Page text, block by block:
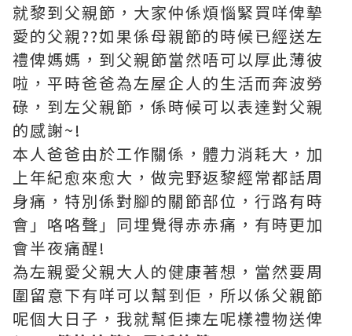
就黎到父親節，大家仲係煩惱緊買咩俾摰
愛的父親??如果係母親節的時候已經送左
禮俾媽媽，到父親節當然唔可以厚此薄彼
啦，平時爸爸為左屋企人的生活而奔波勞
碌，到左父親節，係時候可以表達對父親
的感謝~!
本人爸爸由於工作關係，體力消耗大，加
上年紀愈來愈大，做完野返黎經常都話周
身痛，特別係對腳的關節部位，行路有時
會」咯咯聲」同埋覺得赤赤痛，有時更加
會半夜痛醒!
為左親愛父親大人的健康著想，當然要周
圍留意下有咩可以幫到佢，所以係父親節
呢個大日子，我就幫佢揀左呢樣禮物送俾